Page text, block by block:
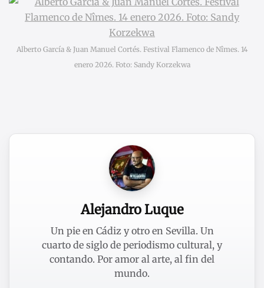
Alberto García & Juan Manuel Cortés. Festival Flamenco de Nîmes. 14
enero 2026. Foto: Sandy Korzekwa
Alejandro Luque
Un pie en Cádiz y otro en Sevilla. Un
cuarto de siglo de periodismo cultural, y
contando. Por amor al arte, al fin del
mundo.